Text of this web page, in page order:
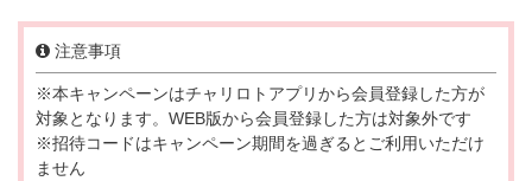
注意事項
※本キャンペーンはチャリロトアプリから会員登録した方が
対象となります。WEB版から会員登録した方は対象外です
※招待コードはキャンペーン期間を過ぎるとご利用いただけ
ません